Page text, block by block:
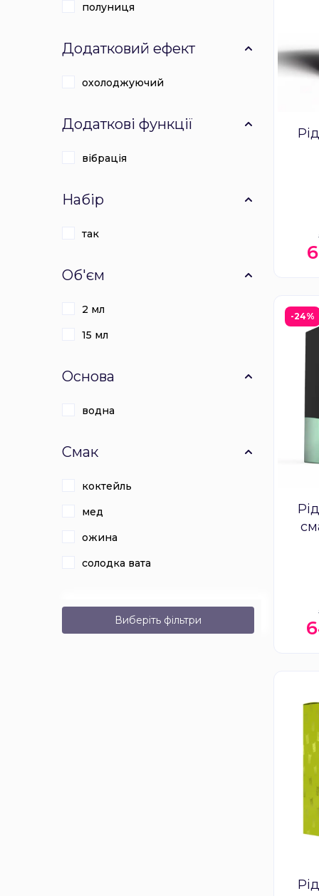
полуниця
Додатковий ефект
охолоджуючий
Додаткові функції
вібрація
Набір
так
Об'єм
2 мл
15 мл
Основа
водна
Смак
коктейль
мед
ожина
солодка вата
Виберіть фільтри
-24%